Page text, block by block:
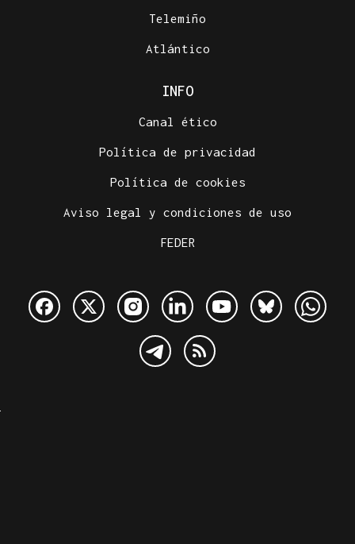
Telemiño
Atlántico
INFO
Canal ético
Política de privacidad
Política de cookies
Aviso legal y condiciones de uso
FEDER